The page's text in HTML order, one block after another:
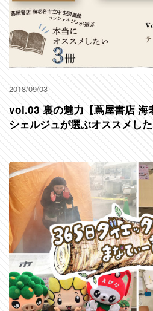
2018/09/03
vol.03 裏の魅力【蔦屋書店 海
シェルジュが選ぶオススメした